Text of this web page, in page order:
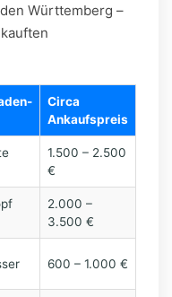
Württemberg –
Circa
Ankaufspreis
1.500 – 2.500
€
2.000 –
3.500 €
600 – 1.000 €